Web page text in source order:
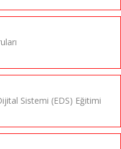
Sistemi (EDS) Eğitimi